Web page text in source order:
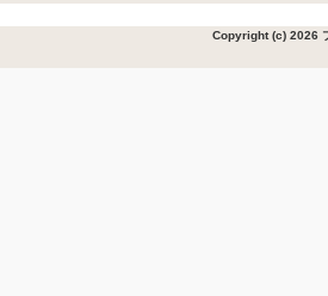
Copyright (c) 2026